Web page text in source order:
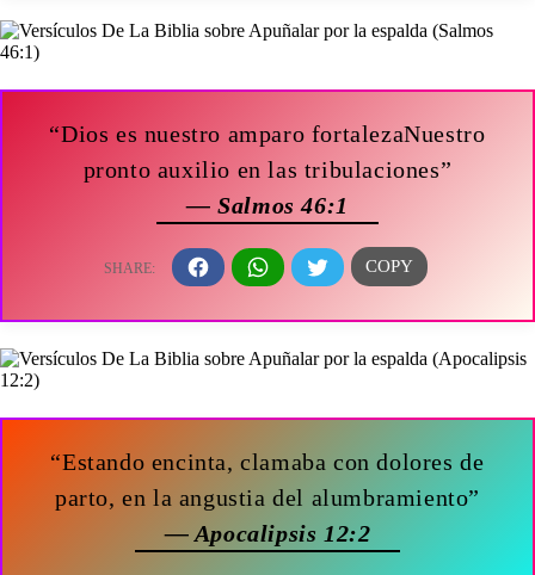
“Dios es nuestro amparo fortalezaNuestro
pronto auxilio en las tribulaciones”
— Salmos 46:1
“Estando encinta, clamaba con dolores de
parto, en la angustia del alumbramiento”
— Apocalipsis 12:2